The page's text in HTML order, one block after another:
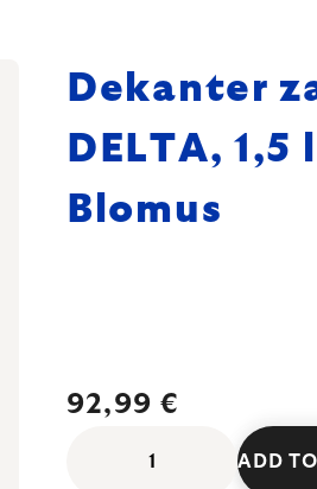
Dekanter
DELTA, 1,5 l
Blomus
92,99 €
ADD